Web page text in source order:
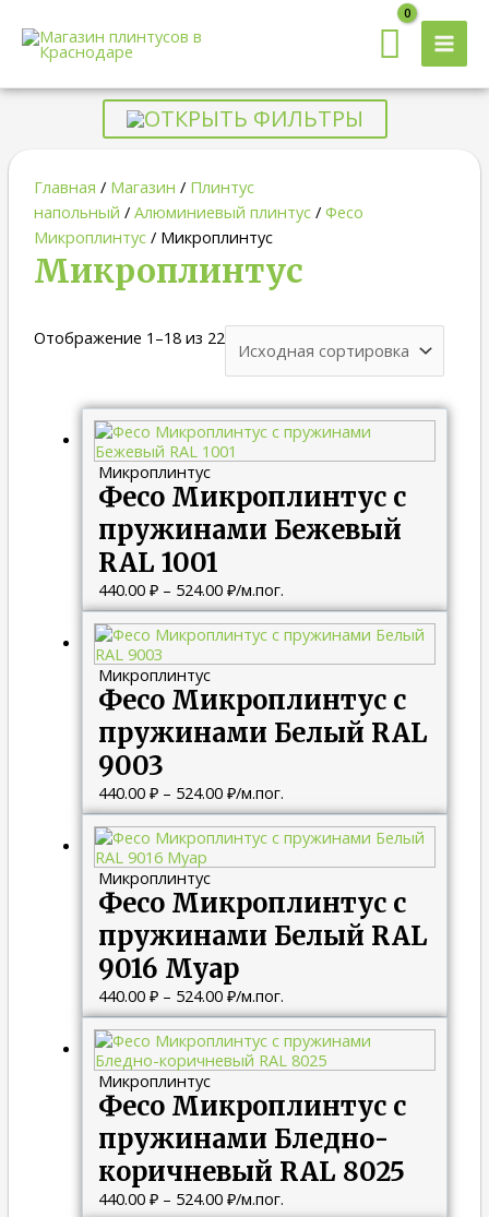
Главная / Магазин / Плинтус
напольный / Алюминиевый плинтус/ Фесо
Микроплинтус/ Микроплинтус
Микроплинтус
Отображение 1–18 из 22
Микроплинтус
Фесо Микроплинтус с
пружинами Бежевый
RAL 1001
440.00 ₽ – 524.00 ₽
Диапазон
цен:
440.00 ₽
524.00 ₽
/м.пог.
Микроплинтус
Фесо Микроплинтус с
пружинами Белый RAL
9003
440.00 ₽ – 524.00 ₽
Диапазон
цен:
440.00 ₽
524.00 ₽
/м.пог.
Микроплинтус
Фесо Микроплинтус с
пружинами Белый RAL
9016 Муар
440.00 ₽ – 524.00 ₽
Диапазон
цен:
440.00 ₽
524.00 ₽
/м.пог.
Микроплинтус
Фесо Микроплинтус с
пружинами Бледно-
коричневый RAL 8025
440.00 ₽ – 524.00 ₽
Диапазон
цен:
440.00 ₽
524.00 ₽
/м.пог.
ОТКРЫТЬ ФИЛЬТРЫ